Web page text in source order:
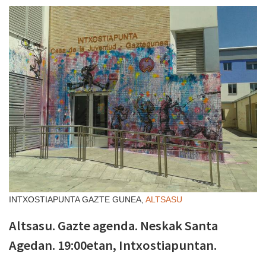
INTXOSTIAPUNTA GAZTE GUNEA, ALTSASU
Altsasu. Gazte agenda. Neskak Santa
Agedan. 19:00etan, Intxostiapuntan.